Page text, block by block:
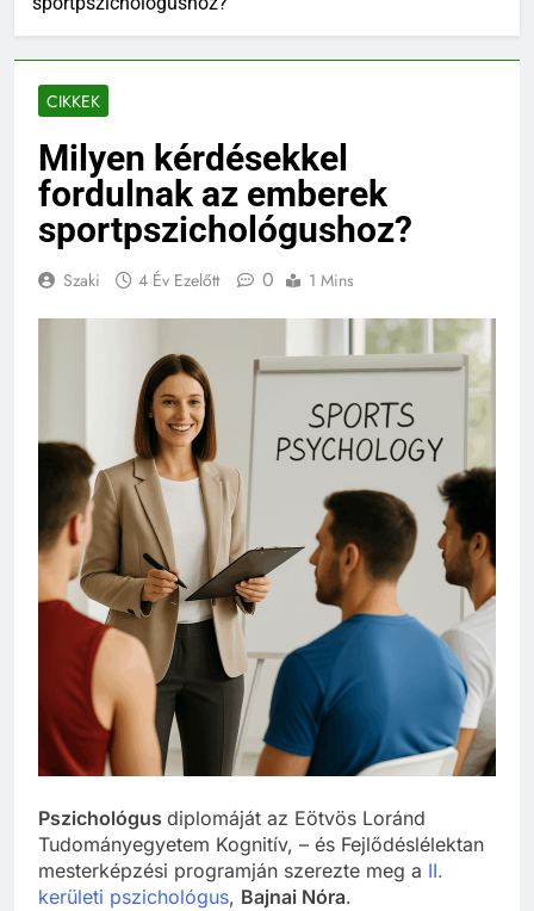
CIKKEK
Milyen kérdésekkel
fordulnak az emberek
sportpszichológushoz?
Szaki 4 Év Ezelőtt 0 1 Mins
Pszichológus diplomáját az Eötvös Loránd
Tudományegyetem Kognitív, – és Fejlődéslélektan
mesterképzési programján szerezte meg a II.
kerületi pszichológus, Bajnai Nóra.